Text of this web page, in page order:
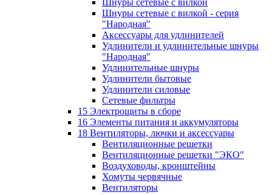
Шнуры сетевые с вилкой - серия
"Народная"
Аксессуары для удлинителей
Удлинители и удлинительные шнуры
"Народная"
Удлинительные шнуры
Удлинители бытовые
Удлинители силовые
Сетевые фильтры
15 Электрощиты в сборе
16 Элементы питания и аккумуляторы
18 Вентиляторы, лючки и аксессуары
Вентиляционные решетки
Вентиляционные решетки "ЭКО"
Воздуховоды, кронштейны
Хомуты червячные
Вентиляторы